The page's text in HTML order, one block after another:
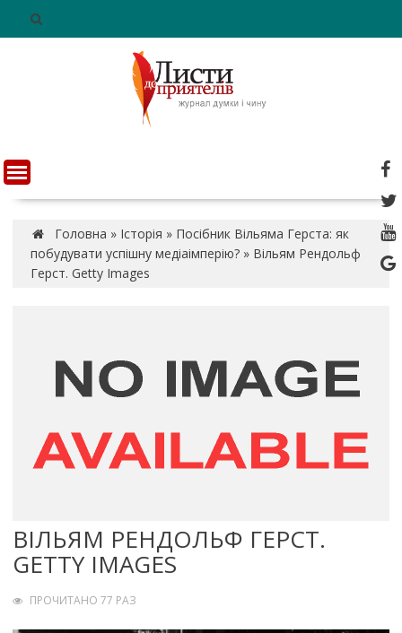
n
t
Головна » Історія » Посібник Вільяма Герста: як
побудувати успішну медіаімперію? » Вільям Рендольф
Герст. Getty Images
ВІЛЬЯМ РЕНДОЛЬФ ГЕРСТ.
GETTY IMAGES
ПРОЧИТАНО 77 РАЗ